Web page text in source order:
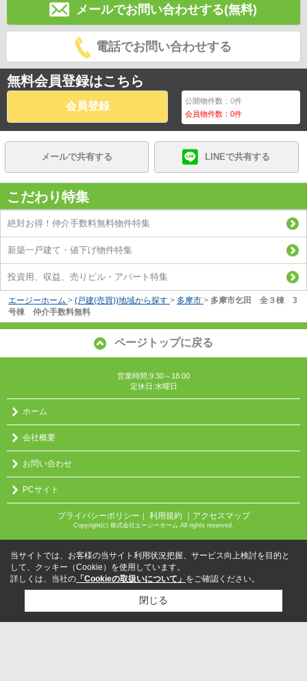
メールでお問い合わせする(無料)
電話でお問い合わせする
無料会員登録はこちら
会員登録 公開物件数：0件
会員物件数：0件
メールで共有する LINEで共有する
こだわり特集
絶対お得！仲介手数料無料物件特集
新築一戸建て・値下げ物件特集
投資用、収益、売りビル・アパート特集
エージーホーム > (戸建(売買))地域から探す > 多摩市 > 多摩市乞田 全３棟 3
号棟 仲介手数料無料
ページトップに戻る
営業時間:9:30～18:00
定休日:水曜日
ホーム
会社概要
お問い合わせ
PCサイト
プライバシーポリシー ｜ 利用規約 ｜アクセスマップ
Copyright(c) 株式会社エージーホーム All rights reserved.
当サイトでは、お客様の当サイト利用状況把握、サービス向上検討を目的と
して、クッキー（Cookie）を使用しています。
詳しくは、当社の 「Cookieの取扱いについて」 をご確認ください。
閉じる